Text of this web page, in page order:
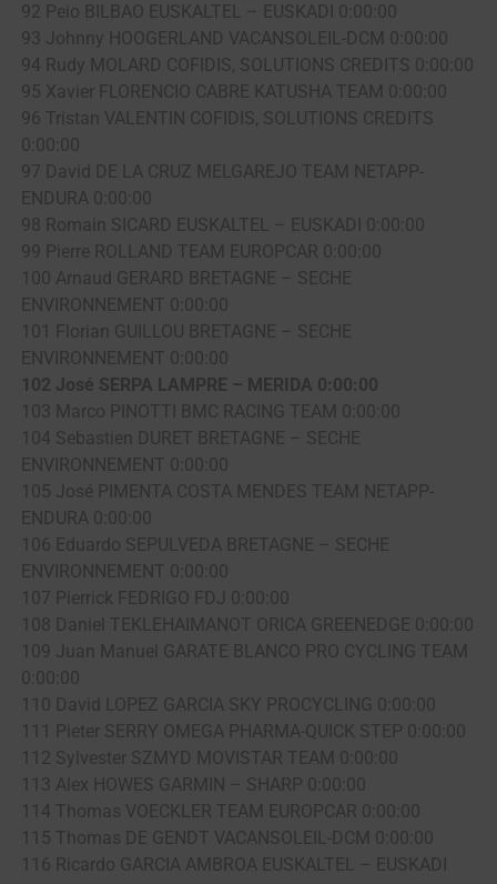
92 Peio BILBAO EUSKALTEL – EUSKADI 0:00:00
93 Johnny HOOGERLAND VACANSOLEIL-DCM 0:00:00
94 Rudy MOLARD COFIDIS, SOLUTIONS CREDITS 0:00:00
95 Xavier FLORENCIO CABRE KATUSHA TEAM 0:00:00
96 Tristan VALENTIN COFIDIS, SOLUTIONS CREDITS
0:00:00
97 David DE LA CRUZ MELGAREJO TEAM NETAPP-
ENDURA 0:00:00
98 Romain SICARD EUSKALTEL – EUSKADI 0:00:00
99 Pierre ROLLAND TEAM EUROPCAR 0:00:00
100 Arnaud GERARD BRETAGNE – SECHE
ENVIRONNEMENT 0:00:00
101 Florian GUILLOU BRETAGNE – SECHE
ENVIRONNEMENT 0:00:00
102 José SERPA LAMPRE – MERIDA 0:00:00
103 Marco PINOTTI BMC RACING TEAM 0:00:00
104 Sebastien DURET BRETAGNE – SECHE
ENVIRONNEMENT 0:00:00
105 José PIMENTA COSTA MENDES TEAM NETAPP-
ENDURA 0:00:00
106 Eduardo SEPULVEDA BRETAGNE – SECHE
ENVIRONNEMENT 0:00:00
107 Pierrick FEDRIGO FDJ 0:00:00
108 Daniel TEKLEHAIMANOT ORICA GREENEDGE 0:00:00
109 Juan Manuel GARATE BLANCO PRO CYCLING TEAM
0:00:00
110 David LOPEZ GARCIA SKY PROCYCLING 0:00:00
111 Pieter SERRY OMEGA PHARMA-QUICK STEP 0:00:00
112 Sylvester SZMYD MOVISTAR TEAM 0:00:00
113 Alex HOWES GARMIN – SHARP 0:00:00
114 Thomas VOECKLER TEAM EUROPCAR 0:00:00
115 Thomas DE GENDT VACANSOLEIL-DCM 0:00:00
116 Ricardo GARCIA AMBROA EUSKALTEL – EUSKADI